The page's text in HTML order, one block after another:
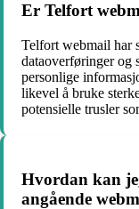
Er Telfort
Telfort webmail har
dataoverføringer og
personlige
likevel å bruke
potensielle trusler
Hvordan kan
angående